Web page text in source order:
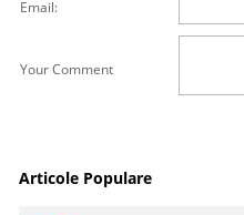
Email:
Your Comment
Articole Populare